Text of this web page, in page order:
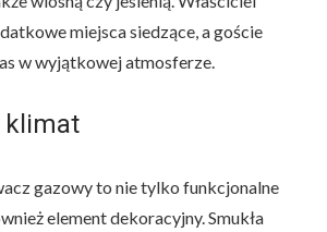
miejsca siedzące, a goście
w wyjątkowej atmosferze.
klimat
gazowy to nie tylko funkcjonalne
element dekoracyjny. Smukła